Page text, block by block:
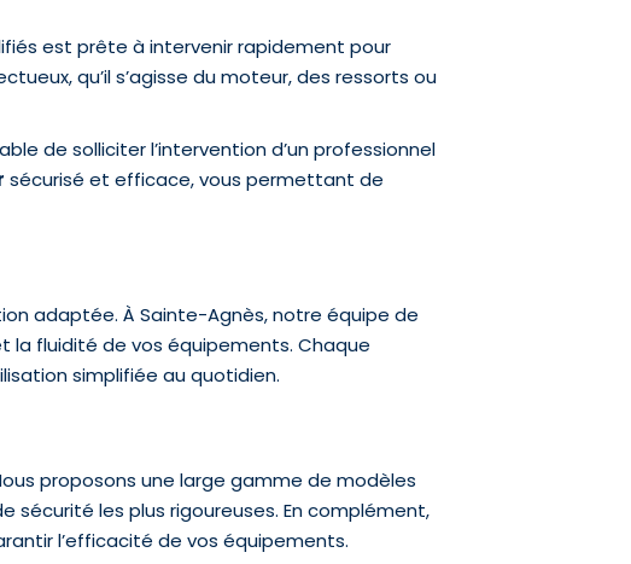
est prête à intervenir rapidement pour
qu’il s’agisse du moteur, des ressorts ou
de solliciter l’intervention d’un professionnel
sécurisé et efficace, vous permettant de
adaptée. À Sainte-Agnès, notre équipe de
la fluidité de vos équipements. Chaque
simplifiée au quotidien.
proposons une large gamme de modèles
les plus rigoureuses. En complément,
l’efficacité de vos équipements.